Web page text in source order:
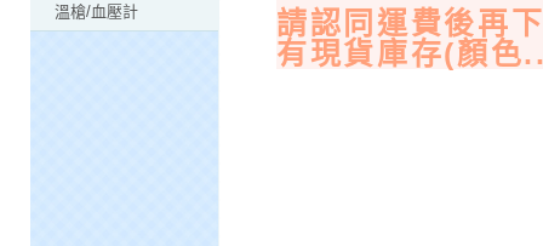
溫槍/血壓計
請認同運費後再
有現貨庫存(顏